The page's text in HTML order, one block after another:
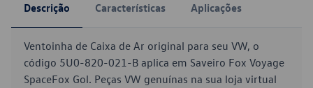
Descrição Características Aplicações
Ventoinha de Caixa de Ar original para seu VW, o
código 5U0-820-021-B aplica em Saveiro Fox Voyage
SpaceFox Gol. Peças VW genuínas na sua loja virtual